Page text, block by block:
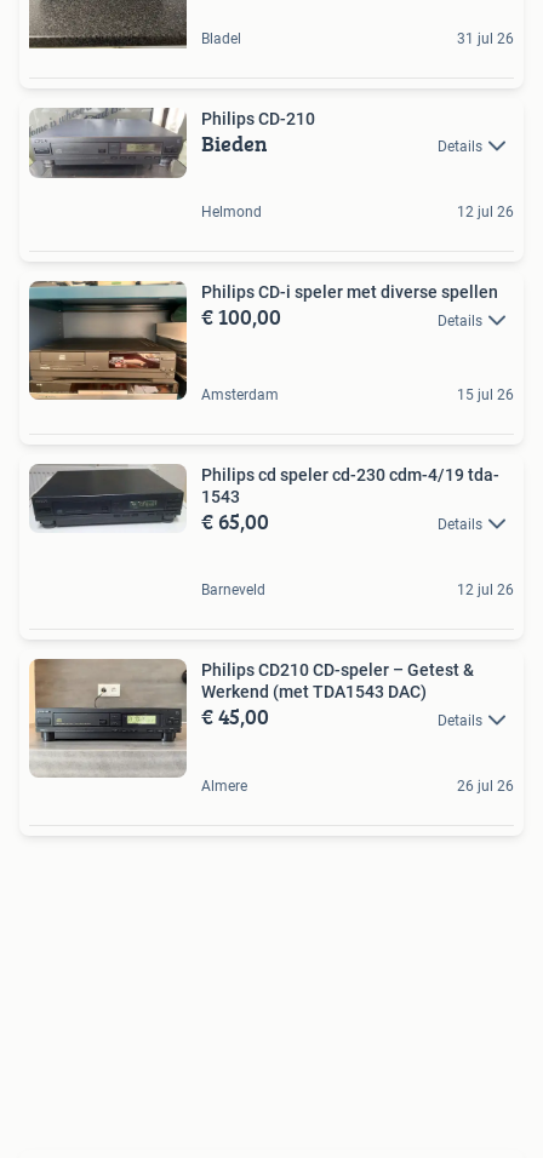
Bladel 31 jul 26
Philips CD-210
Bieden Details
Helmond 12 jul 26
Philips CD-i speler met diverse spellen
€ 100,00 Details
Amsterdam 15 jul 26
Philips cd speler cd-230 cdm-4/19 tda-
1543
€ 65,00 Details
Barneveld 12 jul 26
Philips CD210 CD-speler – Getest &
Werkend (met TDA1543 DAC)
€ 45,00 Details
Almere 26 jul 26